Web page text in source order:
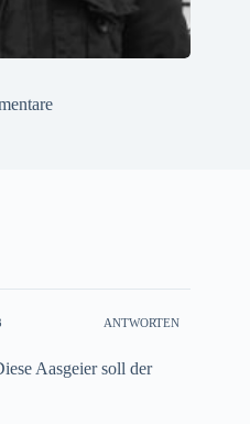
ANTWORTEN
Aasgeier soll der